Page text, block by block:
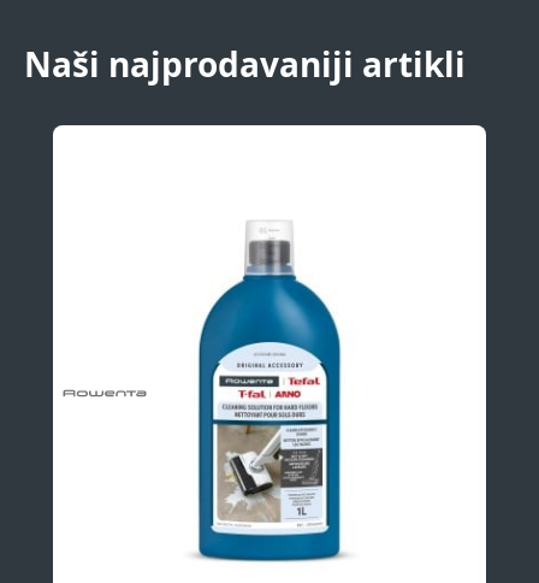
Naši najprodavaniji artikli